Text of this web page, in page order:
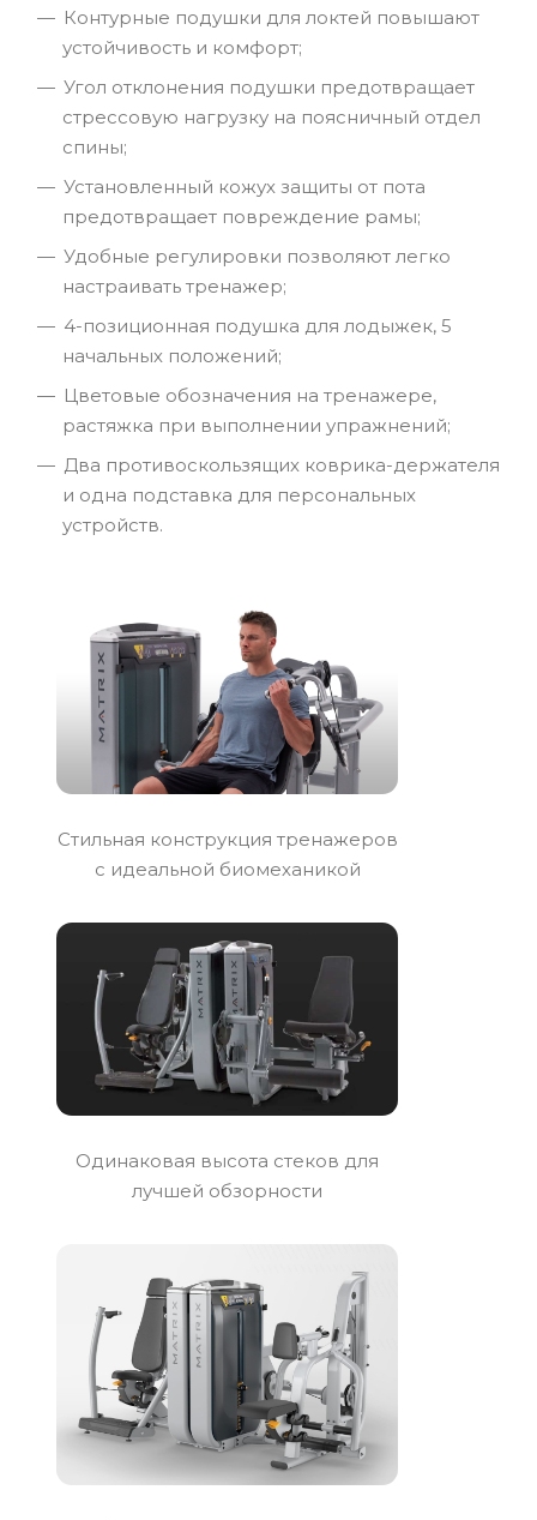
Контурные подушки для локтей повышают
устойчивость и комфорт;
Угол отклонения подушки предотвращает
стрессовую нагрузку на поясничный отдел
спины;
Установленный кожух защиты от пота
предотвращает повреждение рамы;
Удобные регулировки позволяют легко
настраивать тренажер;
4-позиционная подушка для лодыжек, 5
начальных положений;
Цветовые обозначения на тренажере,
растяжка при выполнении упражнений;
Два противоскользящих коврика-держателя
и одна подставка для персональных
устройств.
Стильная конструкция тренажеров
с идеальной биомеханикой
Одинаковая высота стеков для
лучшей обзорности